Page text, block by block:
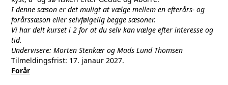
I denne sæson er det muligt at vælge mellem en efterårs- og
forårssæson eller selvfølgelig begge sæsoner.
Vi har delt kurset i 2 for at du selv kan vælge efter interesse og
tid.
Undervisere: Morten Stenkær og Mads Lund Thomsen
Tilmeldingsfrist: 17. janaur 2027.
Forår